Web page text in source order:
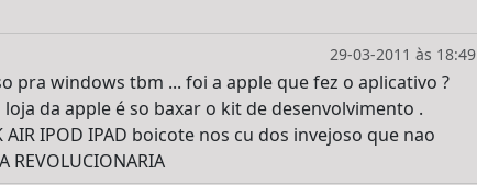
29-03-2011 às 18:49
pra windows tbm ... foi a apple que fez o aplicativo ?
da apple é so baxar o kit de desenvolvimento .
AIR IPOD IPAD boicote nos cu dos invejoso que nao
REVOLUCIONARIA